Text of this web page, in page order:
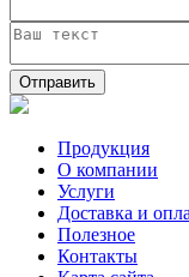
Отправить
Продукция
О компании
Услуги
Доставка и
Полезное
Контакты